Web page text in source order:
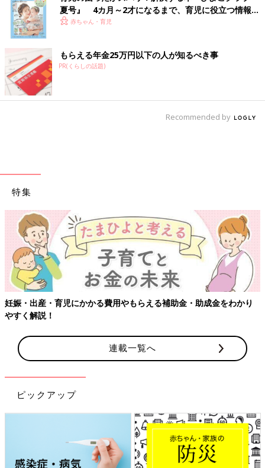
夏号』 4カ月～2才になるまで、育児に役立つ情報が
いっぱい！
赤ちゃん・育児
もらえる年金25万円以下の人が知るべき事
PR(くらしの話題)
Recommended by
特集
妊娠・出産・育児にかかる費用やもらえる補助金・助成金をわかり
やすく解説！
連載一覧へ
ピックアップ